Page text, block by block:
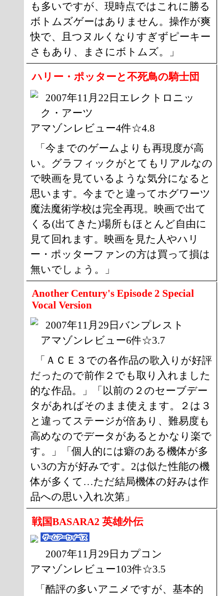
も多いですが、現時点ではこれに勝る
ボトムズゲーはありません。操作が爽
快で、且つヌルくなりすぎずピーキー
さもあり、まさにボトムズ。」
ハリー・ポッターと不死鳥の騎士団
2007年11月22日エレクトロニッ
ク・アーツ
アマゾンレビュー4件☆4.8
「今までのゲームよりも再現度が高
い。グラフィックがとてもリアルなの
で映画を見ているような気分になると
思います。今までと違ってホグワーツ
魔法魔術学校は完全再現。映画で出て
くる(出てきた)場所もほとんど自由に
見て回れます。映画を見た人やハリ
ー・ポッターファンの方は買って損は
無いでしょう。」
Another Century's Episode 2 Special
Vocal Version
2007年11月29日バンプレスト
アマゾンレビュー6件☆3.7
「ＡＣＥ３での各作品の歌入りが好評
だったので前作２でも取り入れました
的な作品。」「以前の２のセーブデー
タがあればそのまま使えます。２は３
と違ってステージが倍あり、難易度も
高めなのでデータがあるとかなり楽で
す。」「個人的には癖のある機体が多
い3の方が好みです。2は似た性能の機
体が多くて…ただ結局機体の好みは作
品への思い入れ次第」
戦国BASARA2 英雄外伝
2007年11月29日カプコン
アマゾンレビュー103件☆3.5
「酷評の多いアニメですが、基本的